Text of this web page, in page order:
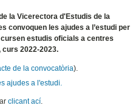
la Vicerectora d'Estudis de la
convoquen les ajudes a l’estudi per
estudis oficials a centres
curs 2022-2023.
de la convocatòria).
ajudes a l'estudi.
clicant ací